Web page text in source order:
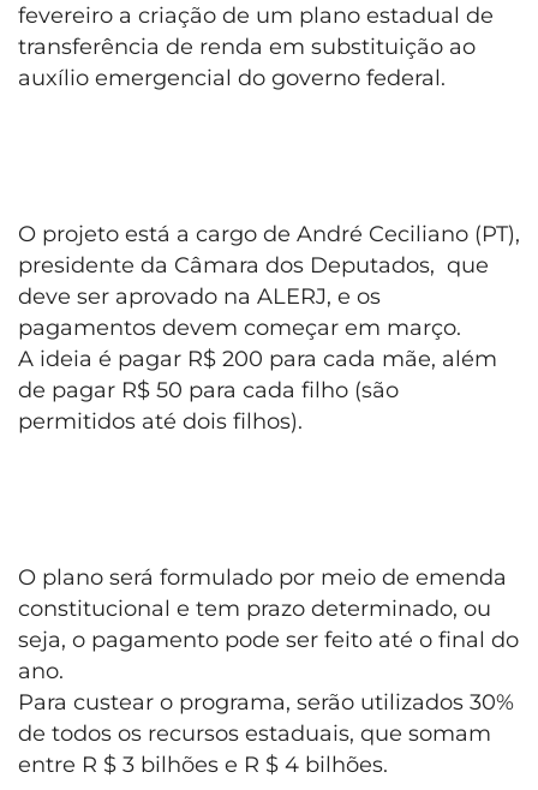
fevereiro a criação de um plano estadual de
transferência de renda em substituição ao
auxílio emergencial do governo federal.
O projeto está a cargo de André Ceciliano (PT),
presidente da Câmara dos Deputados, que
deve ser aprovado na ALERJ, e os
pagamentos devem começar em março.
A ideia é pagar R$ 200 para cada mãe, além
de pagar R$ 50 para cada filho (são
permitidos até dois filhos).
O plano será formulado por meio de emenda
constitucional e tem prazo determinado, ou
seja, o pagamento pode ser feito até o final do
ano.
Para custear o programa, serão utilizados 30%
de todos os recursos estaduais, que somam
entre R $ 3 bilhões e R $ 4 bilhões.